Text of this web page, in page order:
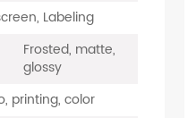
Labeling
Frosted, matte,
glossy
printing, color